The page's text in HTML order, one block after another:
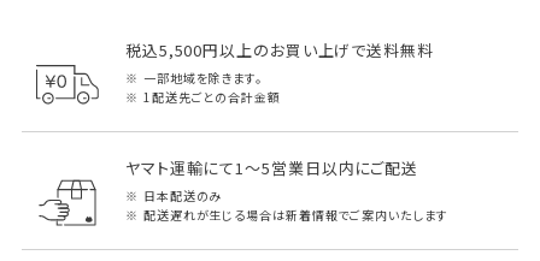
税込5,500円以上のお買い上げで送料無料
一部地域を除きます。
1配送先ごとの合計金額
ヤマト運輸にて1～5営業日以内にご配送
日本配送のみ
配送遅れが生じる場合は新着情報でご案内いたします